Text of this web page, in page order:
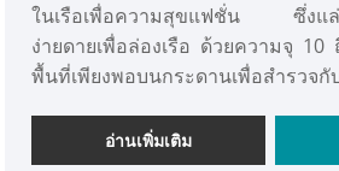
ในเรือเพื่อความสุขแฟชั่น ซึ่งแล่น
ง่ายดายเพื่อล่องเรือ ด้วยความจุ
พื้นที่เพียงพอบนกระดานเพื่อสำรวจ
แข็งแกร่งและทรงพลังเป็นตัวละครห
อ่านเพิ่มเติม